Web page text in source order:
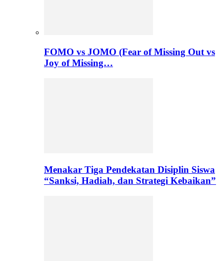
FOMO vs JOMO (Fear of Missing Out vs
Joy of Missing…
Menakar Tiga Pendekatan Disiplin Siswa
“Sanksi, Hadiah, dan Strategi Kebaikan”